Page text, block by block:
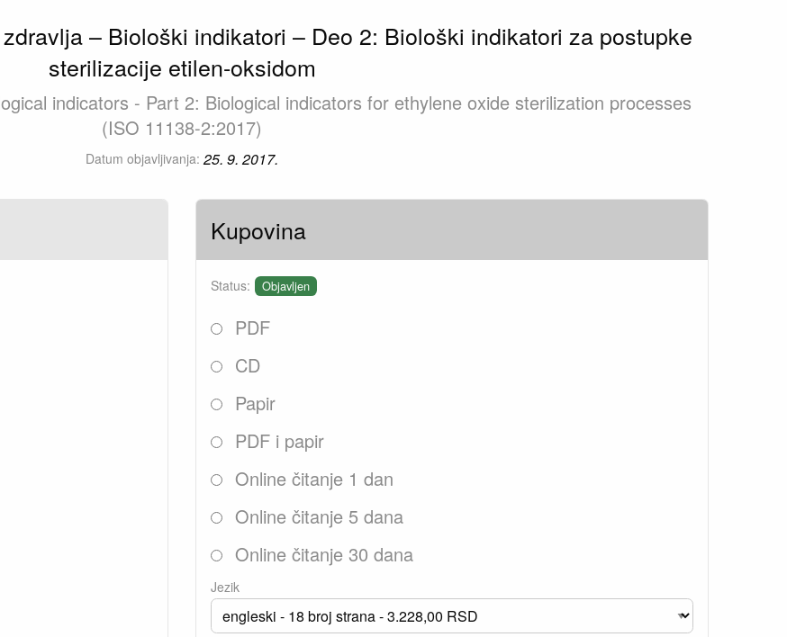
– Biološki indikatori – Deo 2: Biološki indikatori za postupke
sterilizacije etilen-oksidom
indicators - Part 2: Biological indicators for ethylene oxide sterilization processes
(ISO 11138-2:2017)
Datum objavljivanja: 25. 9. 2017.
Kupovina
Status: Objavljen
PDF
CD
Papir
PDF i papir
Online čitanje 1 dan
Online čitanje 5 dana
Online čitanje 30 dana
Jezik